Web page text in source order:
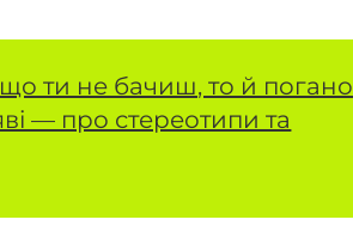
ти не бачиш, то й погано
— про стереотипи та